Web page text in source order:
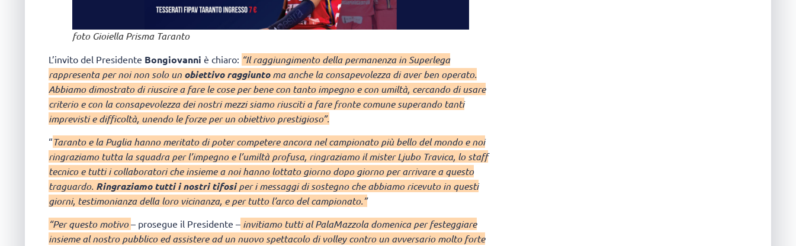
foto Gioiella Prisma Taranto
L’invito del Presidente Bongiovanni è chiaro: “Il raggiungimento della permanenza in Superlega
rappresenta per noi non solo un obiettivo raggiuntoma anche la consapevolezza di aver ben operato.
Abbiamo dimostrato di riuscire a fare le cose per bene con tanto impegno e con umiltà, cercando di usare
criterio e con la consapevolezza dei nostri mezzi siamo riusciti a fare fronte comune superando tanti
imprevisti e difficoltà, unendo le forze per un obiettivo prestigioso”.
“Taranto e la Puglia hanno meritato di poter competere ancora nel campionato più bello del mondo e noi
ringraziamo tutta la squadra per l’impegno e l’umiltà profusa, ringraziamo il mister Ljubo Travica, lo staff
tecnico e tutti i collaboratori che insieme a noi hanno lottato giorno dopo giorno per arrivare a questo
traguardo. Ringraziamo tutti i nostri tifosiper i messaggi di sostegno che abbiamo ricevuto in questi
giorni, testimonianza della loro vicinanza, e per tutto l’arco del campionato.”
“Per questo motivo– prosegue il Presidente – invitiamo tutti al PalaMazzola domenica per festeggiare
insieme al nostro pubblico ed assistere ad un nuovo spettacolo di volley contro un avversario molto forte